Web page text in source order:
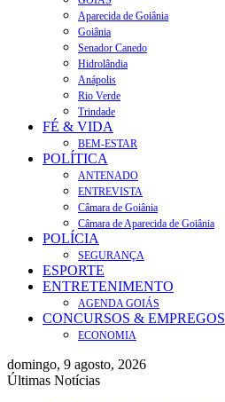
Aparecida de Goiânia
Goiânia
Senador Canedo
Hidrolândia
Anápolis
Rio Verde
Trindade
FÉ & VIDA
BEM-ESTAR
POLÍTICA
ANTENADO
ENTREVISTA
Câmara de Goiânia
Câmara de Aparecida de Goiânia
POLÍCIA
SEGURANÇA
ESPORTE
ENTRETENIMENTO
AGENDA GOIÁS
CONCURSOS & EMPREGOS
ECONOMIA
domingo, 9 agosto, 2026
Últimas Notícias